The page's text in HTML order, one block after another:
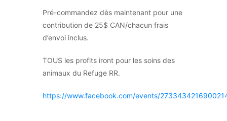
Pré-commandez dès maintenant pour une
contribution de 25$ CAN/chacun frais
d’envoi inclus.
TOUS les profits iront pour les soins des
animaux du Refuge RR.
https://www.facebook.com/events/